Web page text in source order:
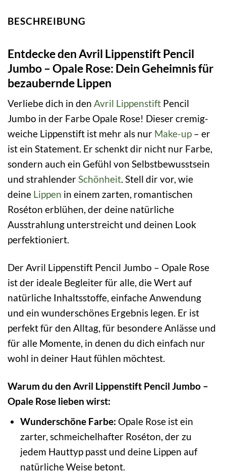
BESCHREIBUNG
Entdecke den Avril Lippenstift Pencil
Jumbo – Opale Rose: Dein Geheimnis für
bezaubernde Lippen
Verliebe dich in den Avril Lippenstift Pencil
Jumbo in der Farbe Opale Rose! Dieser cremig-
weiche Lippenstift ist mehr als nur Make-up – er
ist ein Statement. Er schenkt dir nicht nur Farbe,
sondern auch ein Gefühl von Selbstbewusstsein
und strahlenderSchönheit. Stell dir vor, wie
deine Lippen in einem zarten, romantischen
Roséton erblühen, der deine natürliche
Ausstrahlung unterstreicht und deinen Look
perfektioniert.
Der Avril Lippenstift Pencil Jumbo – Opale Rose
ist der ideale Begleiter für alle, die Wert auf
natürliche Inhaltsstoffe, einfache Anwendung
und ein wunderschönes Ergebnis legen. Er ist
perfekt für den Alltag, für besondere Anlässe und
für alle Momente, in denen du dich einfach nur
wohl in deiner Haut fühlen möchtest.
Warum du den Avril Lippenstift Pencil Jumbo –
Opale Rose lieben wirst:
Wunderschöne Farbe: Opale Rose ist ein
zarter, schmeichelhafter Roséton, der zu
jedem Hauttyp passt und deine Lippen auf
natürliche Weise betont.